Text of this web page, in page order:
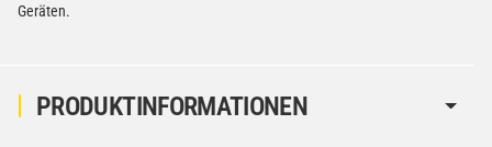
PRODUKTINFORMATIONEN
Geräten.